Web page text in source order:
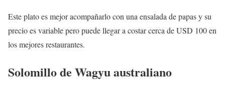
Este plato es mejor acompañarlo con una ensalada de papas y su
precio es variable pero puede llegar a costar cerca de USD 100 en
los mejores restaurantes.
Solomillo de Wagyu australiano